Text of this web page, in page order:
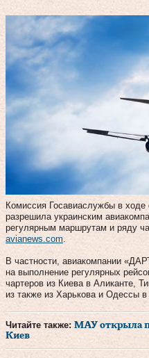
Комиссия Госавиаслужбы в ходе
разрешила украинским
регулярным маршрутам и ряду
avianews.com
В частности, авиакомпании
на выполнение регулярных
чартеров из Киева в Аликанте,
из также из Харькова и Одессы в
Читайте также: МАУ открыла
Киев